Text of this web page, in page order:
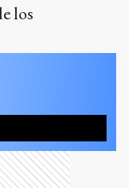
los